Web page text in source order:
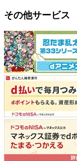
その他サービス